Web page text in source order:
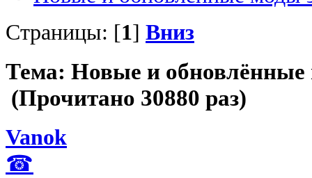
Страницы: [1] Вниз
Тема: Новые и обновлённые
(Прочитано 30880 раз)
Vanok
☎